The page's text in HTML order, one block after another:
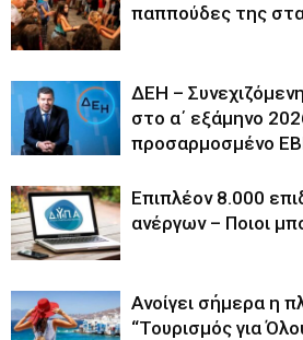
παππούδες της
ΔΕΗ –
στο α΄ εξάμηνο
προσαρμοσμένο
Επιπλέον 8.000
ανέργων – Ποιοι
Ανοίγει σήμερα η
“Τουρισμός για